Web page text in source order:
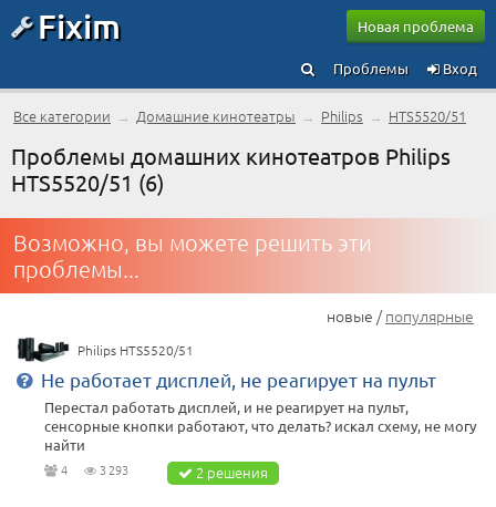
Fixim Новая проблема
Вход
Проблемы
Все категории → Домашние кинотеатры → Philips → HTS5520/51
Проблемы домашних кинотеатров Philips
HTS5520/51 (6)
Возможно, вы можете решить эти
проблемы...
новые /популярные
Philips HTS5520/51
Не работает дисплей, не реагирует на пульт
Перестал работать дисплей, и не реагирует на пульт,
сенсорные кнопки работают, что делать? искал схему, не могу
найти
4 3 293 2 решения